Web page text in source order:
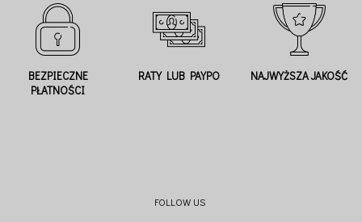
BEZPIECZNE
PŁATNOŚCI
RATY LUB PAYPO NAJWYŻSZA JAKOŚĆ
FOLLOW US